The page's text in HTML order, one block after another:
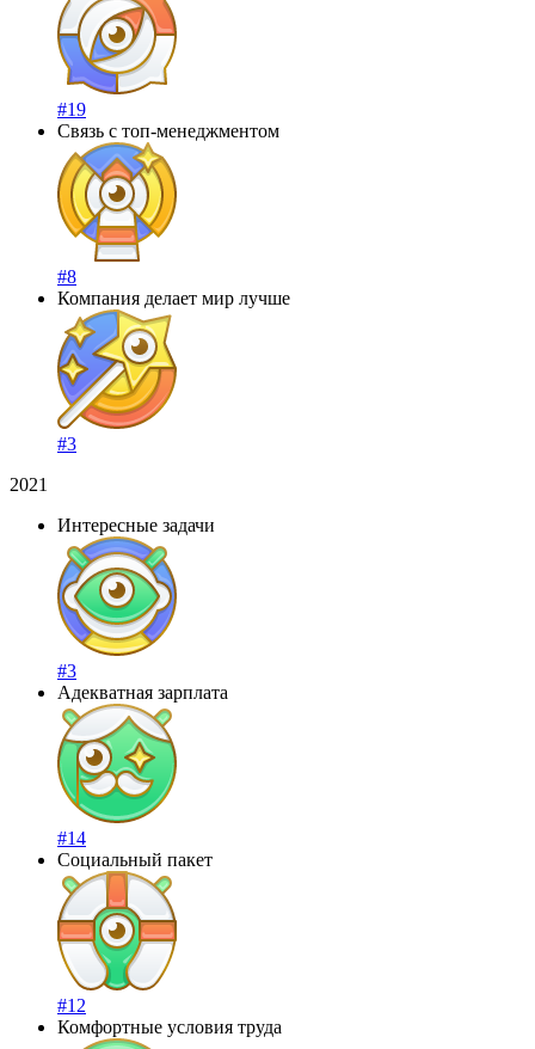
#19
Связь с топ-менеджментом
#8
Компания делает мир лучше
#3
2021
Интересные задачи
#3
Адекватная зарплата
#14
Социальный пакет
#12
Комфортные условия труда